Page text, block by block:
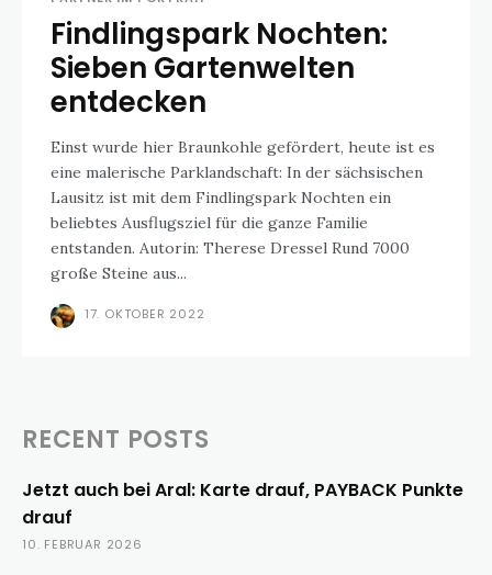
Findlingspark Nochten:
Sieben Gartenwelten
entdecken
Einst wurde hier Braunkohle gefördert, heute ist es
eine malerische Parklandschaft: In der sächsischen
Lausitz ist mit dem Findlingspark Nochten ein
beliebtes Ausflugsziel für die ganze Familie
entstanden. Autorin: Therese Dressel Rund 7000
große Steine aus...
17. OKTOBER 2022
RECENT POSTS
Jetzt auch bei Aral: Karte drauf, PAYBACK Punkte
drauf
10. FEBRUAR 2026